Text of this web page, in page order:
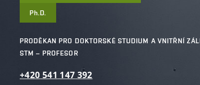
Ph.D.
PRODĚKAN PRO DOKTORSKÉ STUDIUM A VNITŘNÍ
STM – PROFESOR
+420 541 147 392